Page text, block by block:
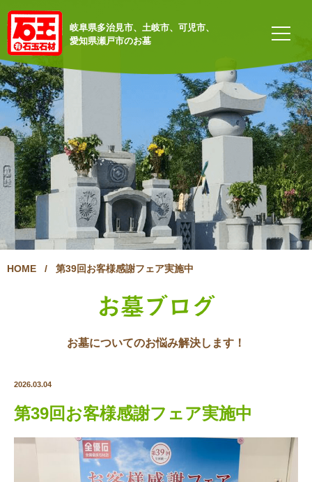
岐阜県多治見市、土岐市、可児市、
愛知県瀬戸市のお墓
HOME / 第39回お客様感謝フェア実施中
お墓ブログ
お墓についてのお悩み解決します！
2026.03.04
第39回お客様感謝フェア実施中